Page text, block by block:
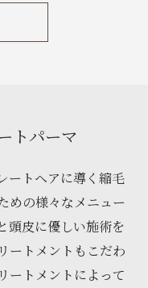
トパーマ
ートヘアに導く縮毛
めの様々なメニュー
頭皮に優しい施術を
ートメントもこだわ
ートメントによって